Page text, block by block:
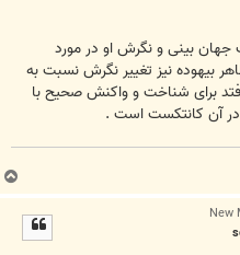
بینی و نگرش او در مورد
بیهوده نیز تغییر نگرش نسبت به
برای شناخت و واکنش صحیح با
آن کانتکست است .
New